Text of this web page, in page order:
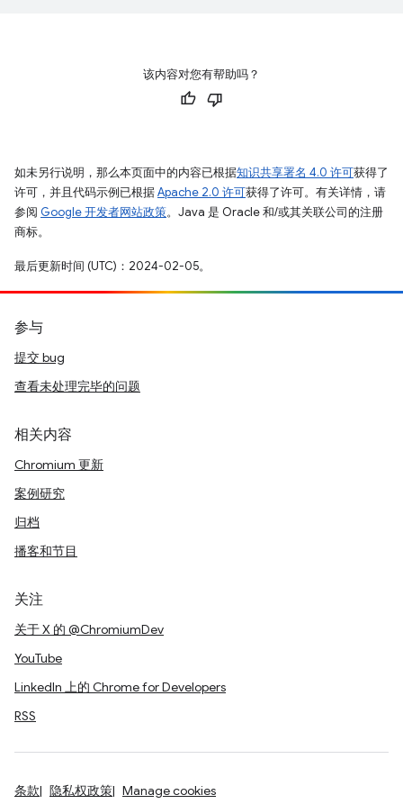
该内容对您有帮助吗？
如未另行说明，那么本页面中的内容已根据知识共享署名 4.0 许可获得了
许可，并且代码示例已根据Apache 2.0 许可获得了许可。有关详情，请
参阅 Google 开发者网站政策。Java 是 Oracle 和/或其关联公司的注册
商标。
最后更新时间 (UTC)：2024-02-05。
参与
提交 bug
查看未处理完毕的问题
相关内容
Chromium 更新
案例研究
归档
播客和节目
关注
关于 X 的 @ChromiumDev
YouTube
LinkedIn 上的 Chrome for Developers
RSS
条款 隐私权政策 Manage cookies